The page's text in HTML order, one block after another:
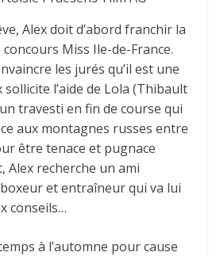
Alex doit d’abord franchir la
Miss Ile-de-France.
les jurés qu’il est une
l’aide de Lola (Thibault
travesti en fin de course qui
aux montagnes russes entre
être tenace et pugnace
Alex recherche un ami
boxeur et entraîneur qui va lui
conseils…
à l’automne pour cause